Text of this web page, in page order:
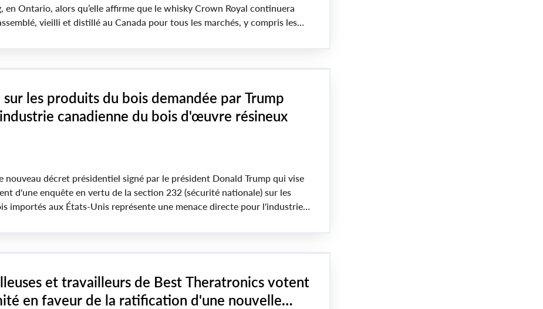
en Ontario, alors qu’elle affirme que le whisky Crown Royal continuera
vieilli et distillé au Canada pour tous les marchés, y compris les
sur les produits du bois demandée par Trump
canadienne du bois d'œuvre résineux
nouveau décret présidentiel signé par le président Donald Trump qui vise
d'une enquête en vertu de la section 232 (sécurité nationale) sur les
importés aux États-Unis représente une menace directe pour l'industrie
partout au pays.
et travailleurs de Best Theratronics votent
en faveur de la ratification d'une nouvelle